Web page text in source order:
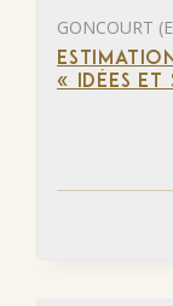
GONCOURT
« IDÉES ET